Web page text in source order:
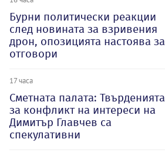
Бурни политически реакции
след новината за взривения
дрон, опозицията настоява за
отговори
17 часа
Сметната палата: Твърденията
за конфликт на интереси на
Димитър Главчев са
спекулативни